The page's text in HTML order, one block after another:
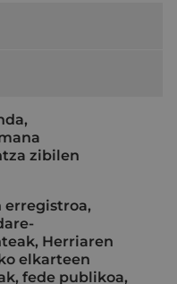
zibilen
Herriaren
elkarteen
fede publikoa,